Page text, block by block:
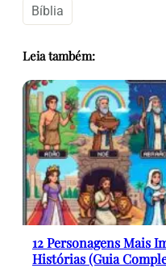
Bíblia
Leia também:
12 Personagens Mais
Histórias (Guia